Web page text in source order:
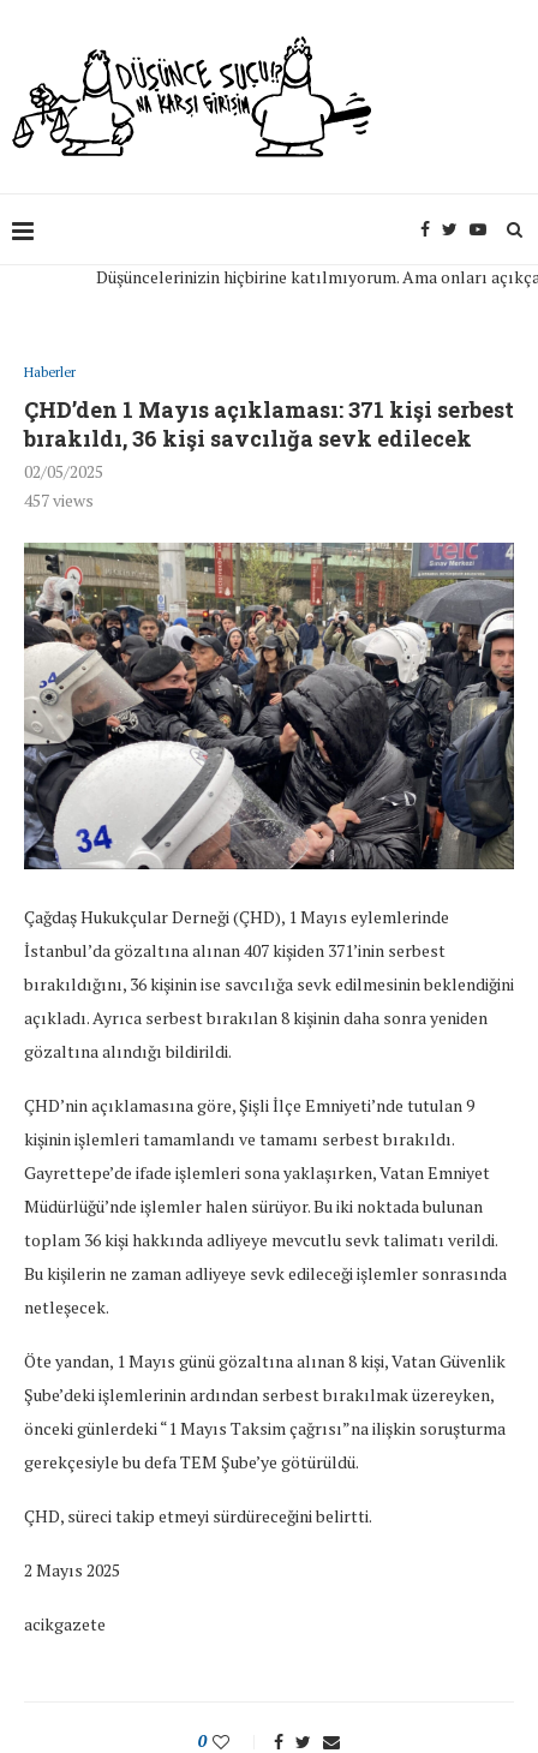
Düşüncelerinizin hiçbirine katılmıyorum. Ama onları açıkça
Haberler
ÇHD’den 1 Mayıs açıklaması: 371 kişi serbest
bırakıldı, 36 kişi savcılığa sevk edilecek
02/05/2025
457views
Çağdaş Hukukçular Derneği (ÇHD), 1 Mayıs eylemlerinde
İstanbul’da gözaltına alınan 407 kişiden 371’inin serbest
bırakıldığını, 36 kişinin ise savcılığa sevk edilmesinin beklendiğini
açıkladı. Ayrıca serbest bırakılan 8 kişinin daha sonra yeniden
gözaltına alındığı bildirildi.
ÇHD’nin açıklamasına göre, Şişli İlçe Emniyeti’nde tutulan 9
kişinin işlemleri tamamlandı ve tamamı serbest bırakıldı.
Gayrettepe’de ifade işlemleri sona yaklaşırken, Vatan Emniyet
Müdürlüğü’nde işlemler halen sürüyor. Bu iki noktada bulunan
toplam 36 kişi hakkında adliyeye mevcutlu sevk talimatı verildi.
Bu kişilerin ne zaman adliyeye sevk edileceği işlemler sonrasında
netleşecek.
Öte yandan, 1 Mayıs günü gözaltına alınan 8 kişi, Vatan Güvenlik
Şube’deki işlemlerinin ardından serbest bırakılmak üzereyken,
önceki günlerdeki “1 Mayıs Taksim çağrısı”na ilişkin soruşturma
gerekçesiyle bu defa TEM Şube’ye götürüldü.
ÇHD, süreci takip etmeyi sürdüreceğini belirtti.
2 Mayıs 2025
acikgazete
0